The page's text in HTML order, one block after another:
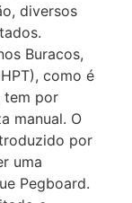
diversos
Buracos,
como é
tem por
manual. O
por
uma
Pegboard.